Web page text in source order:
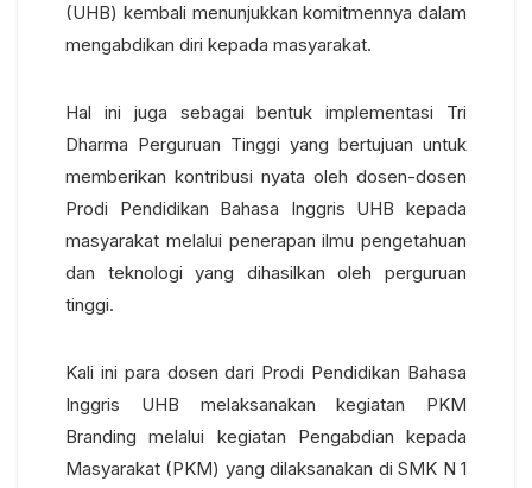
(UHB) kembali menunjukkan komitmennya dalam
mengabdikan diri kepada masyarakat.
Hal ini juga sebagai bentuk implementasi Tri
Dharma Perguruan Tinggi yang bertujuan untuk
memberikan kontribusi nyata oleh dosen-dosen
Prodi Pendidikan Bahasa Inggris UHB kepada
masyarakat melalui penerapan ilmu pengetahuan
dan teknologi yang dihasilkan oleh perguruan
tinggi.
Kali ini para dosen dari Prodi Pendidikan Bahasa
Inggris UHB melaksanakan kegiatan PKM
Branding melalui kegiatan Pengabdian kepada
Masyarakat (PKM) yang dilaksanakan di SMK N 1